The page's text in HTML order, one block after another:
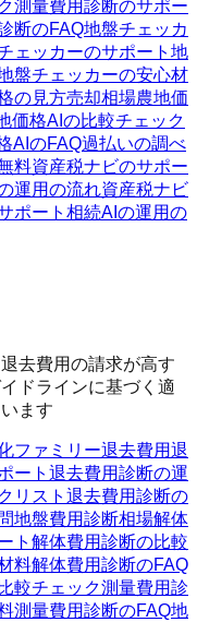
測量費用診断のサポー
断のFAQ地盤チェッカ
ェッカーのサポート 地
盤チェッカーの安心材
の見方売却相場農地価
価格AIの比較チェック
AIのFAQ過払いの調べ
料資産税ナビのサポー
運用の流れ資産税ナビ
ポート 相続AIの運用の
去費用の請求が高す
ドラインに基づく適
ます
ファミリー退去費用退
ート 退去費用診断の運
リスト 退去費用診断の
地盤費用診断相場解体
ト 解体費用診断の比較
料解体費用診断のFAQ
比較チェック測量費用診
測量費用診断のFAQ地